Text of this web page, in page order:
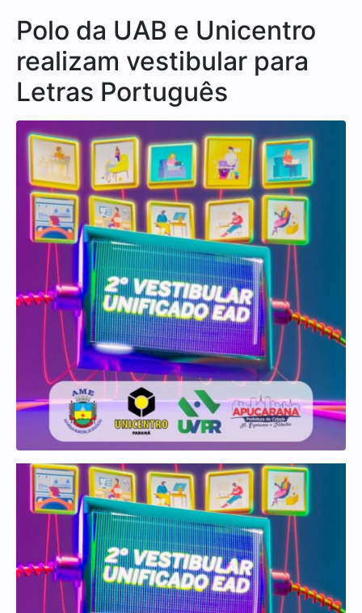
Polo da UAB e Unicentro
realizam vestibular para
Letras Português